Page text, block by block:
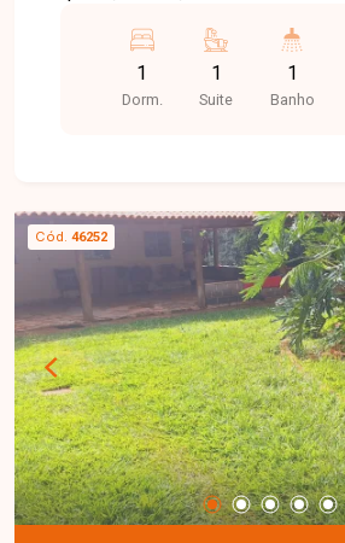
Possui galinheiro com
1
Dorm.
1
Suite
1
Banho
Cód. 46252